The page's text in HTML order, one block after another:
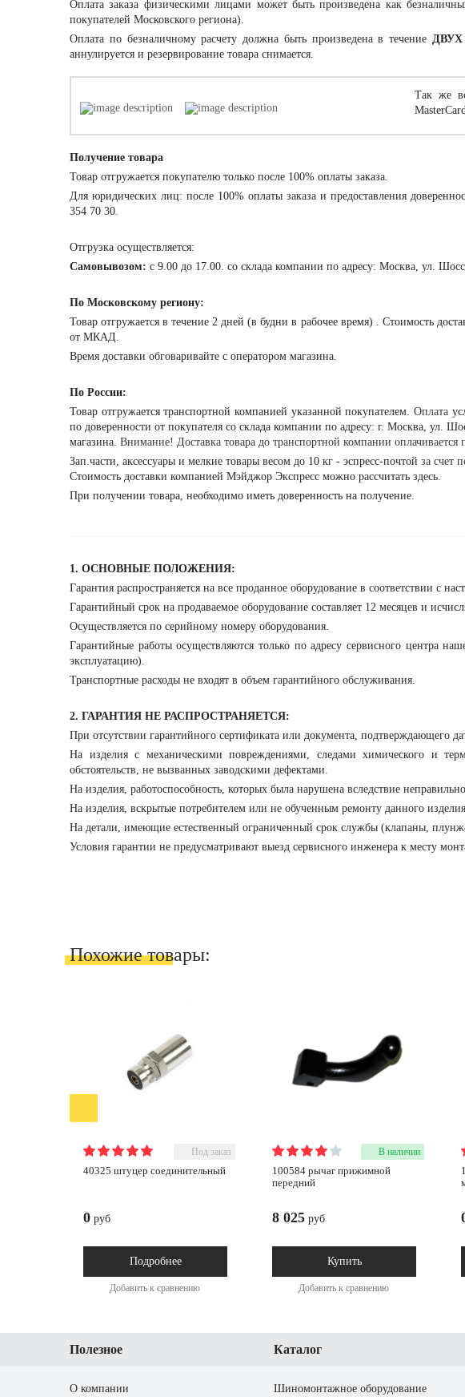
Оплата заказа физическими лицами может быть произведена как
покупателей Московского региона).
Оплата по безналичному расчету должна быть произведена в течение ДВУХ
аннулируется и резервирование товара снимается.
Так же
Получение товара
Товар отгружается покупателю только после 100% оплаты заказа.
Для юридических лиц: после 100% оплаты заказа и предоставления
354 70 30.
Отгрузка осуществляется:
Самовывозом: с 9.00 до 17.00. со склада компании по адресу: Москва, ул.
По Московскому региону:
Товар отгружается в течение 2 дней (в будни в рабочее время) . Стоимость
от МКАД.
Время доставки обговаривайте с оператором магазина.
По России:
Товар отгружается транспортной компанией указанной покупателем. Оплата
по доверенности от покупателя со склада компании по адресу: г. Москва, ул.
магазина. Внимание! Доставка товара до транспортной компании
Зап.части, аксессуары и мелкие товары весом до 10 кг - эспресс-почтой за счет
Стоимость доставки компанией Мэйджор Экспресс можно рассчитать здесь.
При получении товара, необходимо иметь доверенность на получение.
1. ОСНОВНЫЕ ПОЛОЖЕНИЯ:
Гарантия распространяется на все проданное оборудование в соответствии с
Гарантийный срок на продаваемое оборудование составляет 12 месяцев и
Осуществляется по серийному номеру оборудования.
Гарантийные работы осуществляются только по адресу сервисного центра
эксплуатацию).
Транспортные расходы не входят в объем гарантийного обслуживания.
2. ГАРАНТИЯ НЕ РАСПРОСТРАНЯЕТСЯ:
При отсутствии гарантийного сертификата или документа, подтверждающего
На изделия с механическими повреждениями, следами химического и
обстоятельств, не вызванных заводскими дефектами.
На изделия, работоспособность, которых была нарушена вследствие
На изделия, вскрытые потребителем или не обученным ремонту данного
На детали, имеющие естественный ограниченный срок службы (клапаны,
Условия гарантии не предусматривают выезд сервисного инженера к месту
Похожие товары:
Под заказ
40325 штуцер соединительный
0 руб
Подробнее
Добавить к сравнению
В наличии
100584 рычаг прижимной
передний
8 025 руб
Купить
Добавить к сравнению
100510 проставка под
Полезное Каталог
О компании Шиномонтажное оборудование